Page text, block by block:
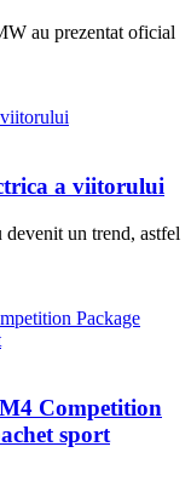
au prezentat oficial
a viitorului
un trend, astfel
Competition
sport